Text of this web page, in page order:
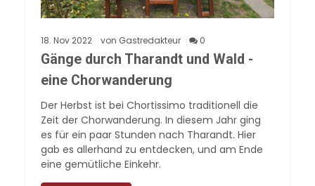
18. Nov 2022 von Gastredakteur 0
Gänge durch Tharandt und Wald -
eine Chorwanderung
Der Herbst ist bei Chortissimo traditionell die
Zeit der Chorwanderung. In diesem Jahr ging
es für ein paar Stunden nach Tharandt. Hier
gab es allerhand zu entdecken, und am Ende
eine gemütliche Einkehr.